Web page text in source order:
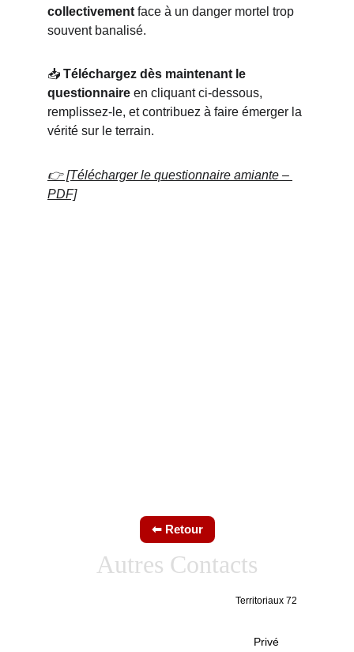
collectivement face à un danger mortel trop
souvent banalisé.
📥 Téléchargez dès maintenant le
questionnaire en cliquant ci-dessous,
remplissez-le, et contribuez à faire émerger la
vérité sur le terrain.
👉 [Télécharger le questionnaire amiante –
PDF]
Autres Contacts
Privé
Territoriaux 72